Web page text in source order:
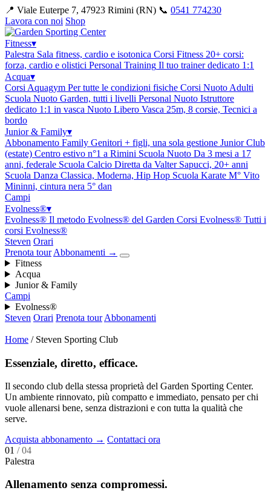
📍 Viale Euterpe 7, 47923 Rimini (RN) 📞 0541 774230
Lavora con noi Shop
Fitness▾
Palestra Sala fitness, cardio e isotonica Corsi Fitness 20+ corsi:
forza, cardio e olistici Personal Training Il tuo trainer dedicato 1:1
Acqua▾
Corsi Aquagym Per tutte le condizioni fisiche Corsi Nuoto Adulti
Scuola Nuoto Garden, tutti i livelli Personal Nuoto Istruttore
dedicato 1:1 in vasca Nuoto Libero Vasca 25m, 8 corsie, Tecnici a
bordo
Junior & Family▾
Abbonamento Family Genitori + figli, una sola gestione Junior Club
(estate) Centro estivo n°1 a Rimini Scuola Nuoto Da 3 mesi a 17
anni, federale Scuola Calcio Diretta da Valter Sapucci, 20+ anni
Scuola Danza Classica, Moderna, Hip Hop Scuola Karate M° Vito
Mininni, cintura nera 5° dan
Campi
Evolness®▾
Evolness® Il metodo Evolness® del Garden Corsi Evolness® Tutti i
corsi Evolness®
Steven Orari
Prenota tour Abbonamenti →
Fitness
Acqua
Junior & Family
Campi
Evolness®
Steven Orari Prenota tour Abbonamenti
Home / Steven Sporting Club
Essenziale, diretto, efficace.
Il secondo club della stessa proprietà del Garden Sporting Center.
Un ambiente rinnovato, più compatto e immediato, pensato per chi
vuole allenarsi bene, senza distrazioni e con tutta la qualità che
serve.
Acquista abbonamento → Contattaci ora
01 / 04
Palestra
Allenamento senza compromessi.